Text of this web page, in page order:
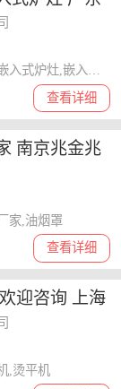
查看详细
关键词：东莞开放式厨房嵌入式炉灶,嵌入式炉灶
南京兆金兆
查看详细
家,油烟罩
迎咨询 上海
,烫平机